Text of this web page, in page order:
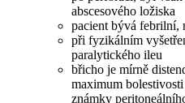
abscesového ložiska
pacient bývá febrilní,
při fyzikálním
paralytického ileu
břicho je mírně
maximum
známky